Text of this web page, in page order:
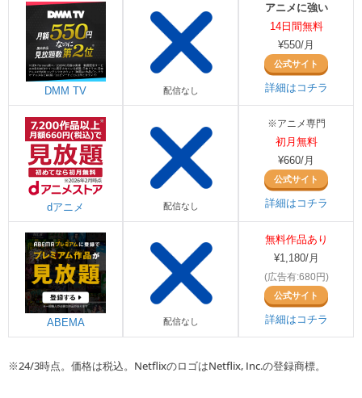
DMM TV 配信なし
アニメに強い
14日間無料
¥550/月
公式サイト
詳細はコチラ
dアニメ 配信なし
※アニメ専門
初月無料
¥660/月
公式サイト
詳細はコチラ
ABEMA 配信なし
無料作品あり
¥1,180/月
(広告有:680円)
公式サイト
詳細はコチラ
※24/3時点。価格は税込。NetflixのロゴはNetflix, Inc.の登録商標。